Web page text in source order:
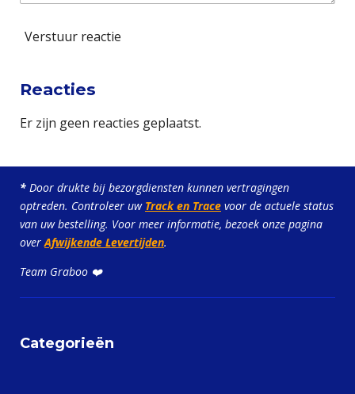
Verstuur reactie
Reacties
Er zijn geen reacties geplaatst.
* Door drukte bij bezorgdiensten kunnen vertragingen
optreden. Controleer uw Track en Trace voor de actuele status
van uw bestelling. Voor meer informatie, bezoek onze pagina
overAfwijkende Levertijden.
Team Graboo ❤️
Categorieën